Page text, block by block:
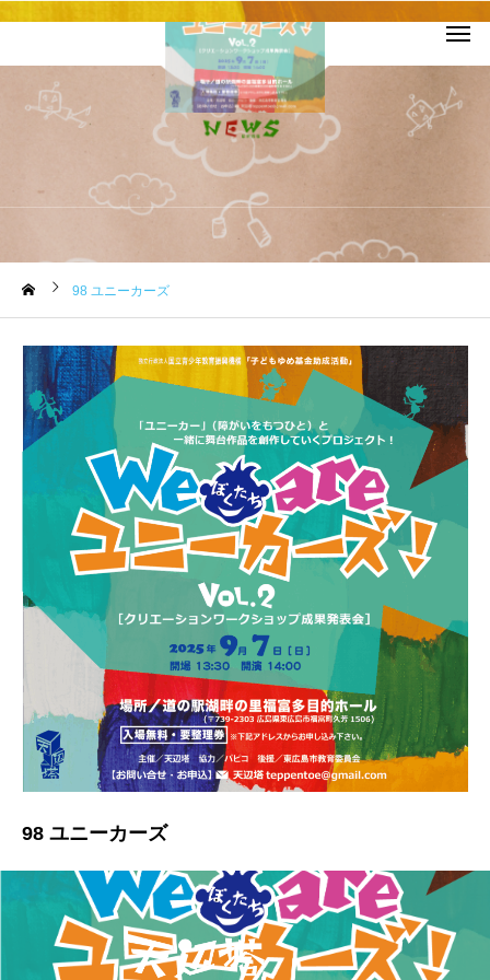
お知らせ
98 ユニーカーズ
98 ユニーカーズ